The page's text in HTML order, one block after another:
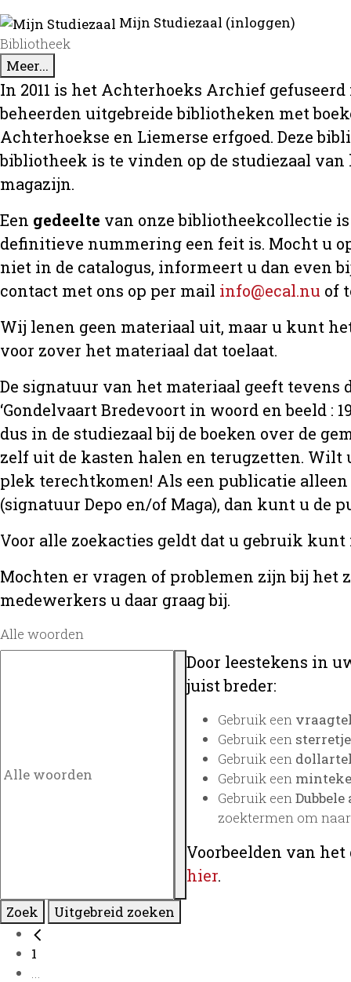
Mijn Studiezaal (inloggen)
Bibliotheek
Meer...
In 2011 is het Achterhoeks Archief
beheerden uitgebreide bibliotheken met
Achterhoekse en Liemerse erfgoed. Deze
bibliotheek is te vinden op de studiezaal
magazijn.
Een gedeelte van onze bibliotheekcollectie
definitieve nummering een feit is. Mocht u
niet in de catalogus, informeert u dan even
contact met ons op per mail info@ecal.nu of
Wij lenen geen materiaal uit, maar u kunt
voor zover het materiaal dat toelaat.
De signatuur van het materiaal geeft tevens
‘Gondelvaart Bredevoort in woord en beeld :
dus in de studiezaal bij de boeken over de
zelf uit de kasten halen en terugzetten. Wilt
plek terechtkomen! Als een publicatie
(signatuur Depo en/of Maga), dan kunt u de
Voor alle zoekacties geldt dat u gebruik
Mochten er vragen of problemen zijn bij het
medewerkers u daar graag bij.
Alle woorden
Door leestekens in
juist breder:
Gebruik een
Gebruik een
Gebruik een
Gebruik een
Gebruik een
zoektermen om
Voorbeelden van
hier.
Zoek Uitgebreid zoeken
1